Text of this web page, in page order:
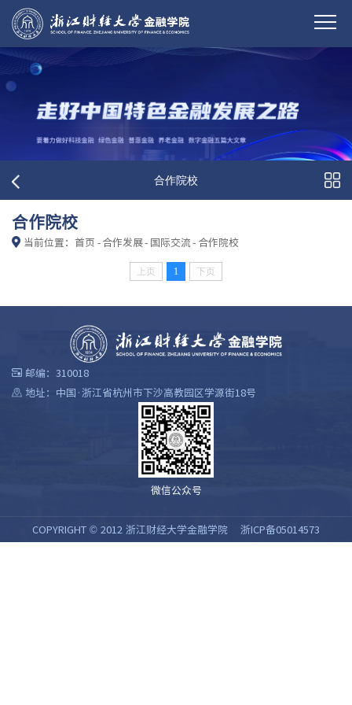
合作院校
合作院校
当前位置：首页 -合作发展- 国际交流- 合作院校
上页 1 下页
邮编：310018
地址：中国·浙江省杭州市下沙高教园区学源街18号
微信公众号
COPYRIGHT © 2012 浙江财经大学金融学院 浙ICP备05014573